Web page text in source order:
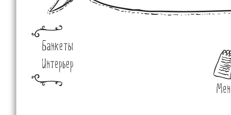
Банкеты
Интерьер